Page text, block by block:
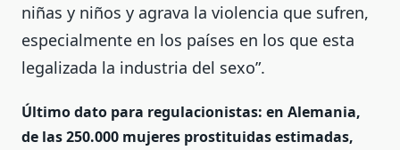
niñas y niños y agrava la violencia que sufren,
especialmente en los países en los que esta
legalizada la industria del sexo”.
Último dato para regulacionistas: en Alemania,
de las 250.000 mujeres prostituidas estimadas,